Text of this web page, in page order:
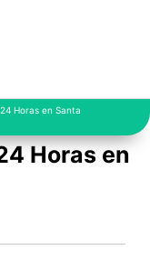
Horas en Santa
Horas en